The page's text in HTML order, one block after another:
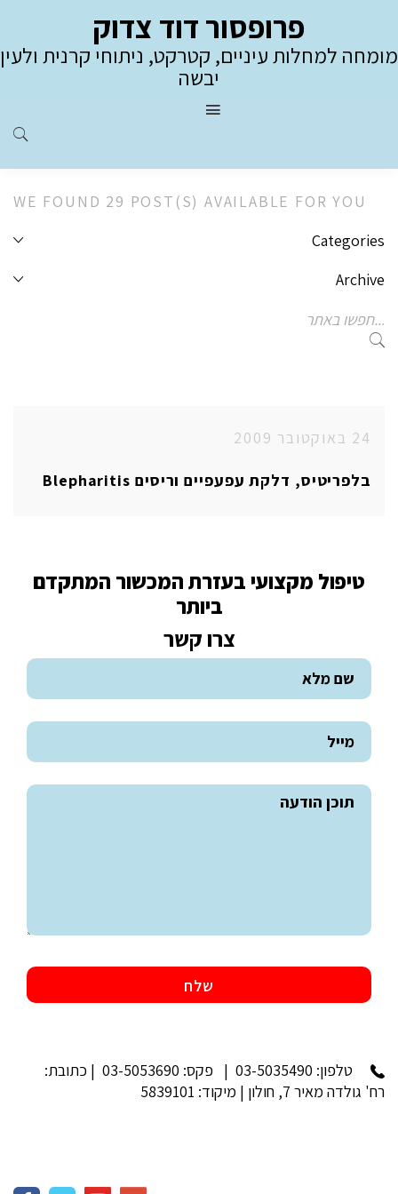
פרופסור דוד צדוק
מומחה למחלות עיניים, קטרקט, ניתוחי קרנית ולעין
יבשה
WE FOUND 29 POST(S) AVAILABLE FOR YOU
Categories
Archive
24 באוקטובר 2009
בלפריטיס, דלקת עפעפיים וריסים Blepharitis
טיפול מקצועי בעזרת המכשור המתקדם
ביותר
צרו קשר
טלפון: 03-5035490
| פקס: 03-5053690 | כתובת:
רח' גולדה מאיר 7, חולון | מיקוד: 5839101